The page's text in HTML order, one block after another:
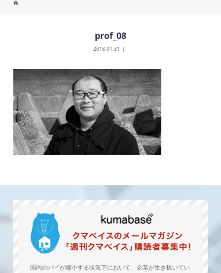
prof_08
2018.01.31
国内のパイが縮小する状況下において、企業が生き抜いてい